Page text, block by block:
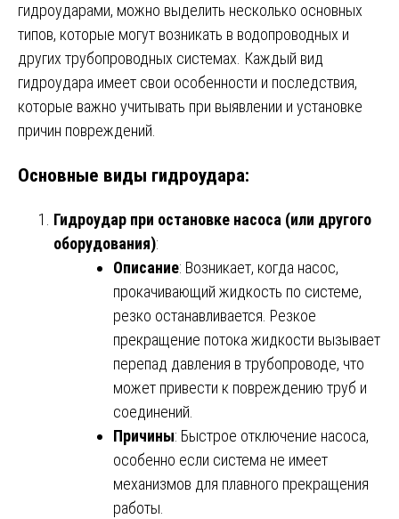
гидроударами, можно выделить несколько основных
типов, которые могут возникать в водопроводных и
других трубопроводных системах. Каждый вид
гидроудара имеет свои особенности и последствия,
которые важно учитывать при выявлении и установке
причин повреждений.
Основные виды гидроудара:
Гидроудар при остановке насоса (или другого
оборудования):
Описание: Возникает, когда насос,
прокачивающий жидкость по системе,
резко останавливается. Резкое
прекращение потока жидкости вызывает
перепад давления в трубопроводе, что
может привести к повреждению труб и
соединений.
Причины: Быстрое отключение насоса,
особенно если система не имеет
механизмов для плавного прекращения
работы.